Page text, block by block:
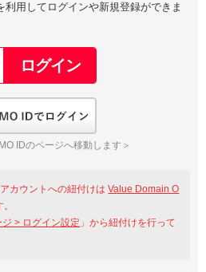
Amazon
Domain Oneのログイン画面へ遷移します
Oneアカウント作成
でも登録可能
Yahoo!
用してログインや新規登録ができま
IDのページへ移動します＞
カウントへの紐付けはValue Domain O
ジ > ログイン設定 」から紐付けを行って